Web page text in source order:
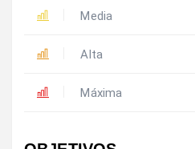
Media
Alta
Máxima